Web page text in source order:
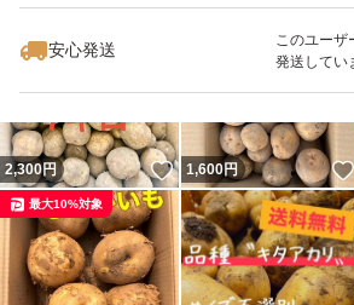
安心発送
このユーザ
発送してい
2,300円 いいね！
1,600円
最大10%対象